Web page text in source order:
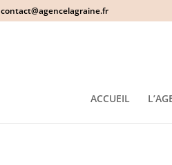
contact@agencelagraine.fr
ACCUEIL